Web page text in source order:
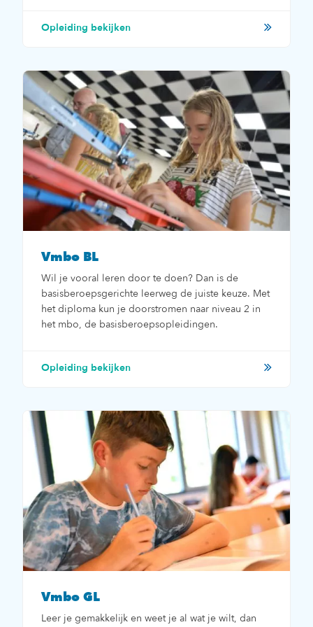
Opleiding bekijken
Vmbo BL
Wil je vooral leren door te doen? Dan is de
basisberoepsgerichte leerweg de juiste keuze. Met
het diploma kun je doorstromen naar niveau 2 in
het mbo, de basisberoepsopleidingen.
Opleiding bekijken
Vmbo GL
Leer je gemakkelijk en weet je al wat je wilt, dan